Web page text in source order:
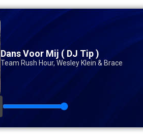
Dans Voor Mij ( DJ Tip )
Team Rush Hour, Wesley Klein & Brace